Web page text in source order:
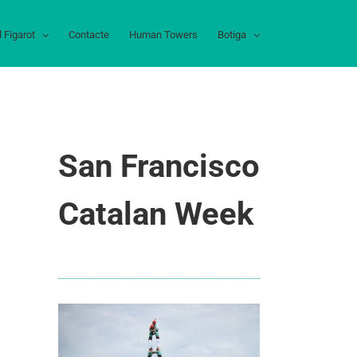
Figarot Contacte Human Towers Botiga
San Francisco
Catalan Week